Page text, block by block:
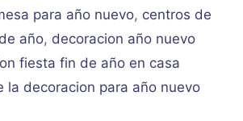
para año nuevo, centros de
año, decoracion año nuevo
fiesta fin de año en casa
la decoracion para año nuevo